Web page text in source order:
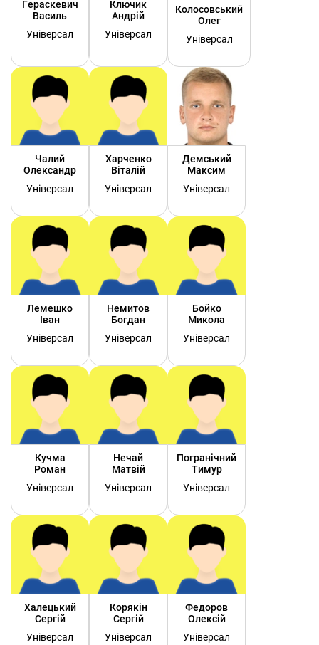
Гераскевич
Василь
Універсал
Ключик
Андрій
Універсал
Колосовський
Олег
Універсал
Чалий
Олександр
Універсал
Харченко
Віталій
Універсал
Демський
Максим
Універсал
Лемешко
Іван
Універсал
Немитов
Богдан
Універсал
Бойко
Микола
Універсал
Кучма
Роман
Універсал
Нечай
Матвій
Універсал
Погранічний
Тимур
Універсал
Халецький
Сергій
Універсал
Корякін
Сергій
Універсал
Федоров
Олексій
Універсал